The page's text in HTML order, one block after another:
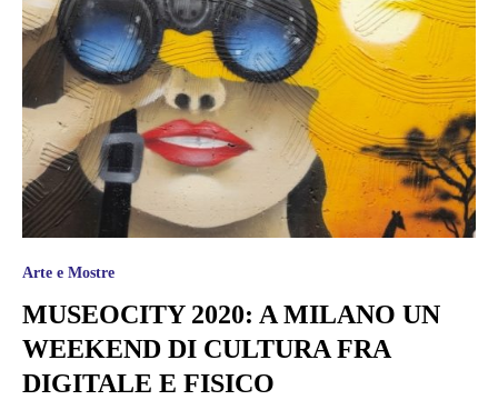
Arte e Mostre
MUSEOCITY 2020: A MILANO UN
WEEKEND DI CULTURA FRA
DIGITALE E FISICO